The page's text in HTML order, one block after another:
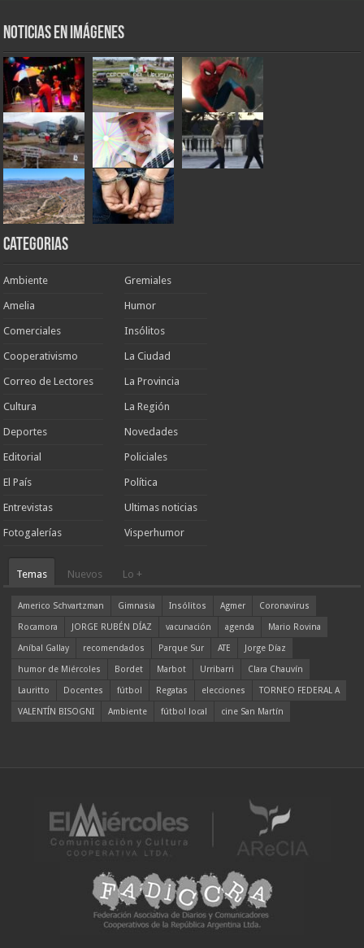
Noticias en Imágenes
Categorias
Ambiente
Amelia
Comerciales
Cooperativismo
Correo de Lectores
Cultura
Deportes
Editorial
El País
Entrevistas
Fotogalerías
Gremiales
Humor
Insólitos
La Ciudad
La Provincia
La Región
Novedades
Policiales
Política
Ultimas noticias
Visperhumor
Temas Nuevos Lo +
Americo Schvartzman Gimnasia Insólitos Agmer
Coronavirus
Rocamora
JORGE RUBÉN DÍAZ vacunación agenda
Mario Rovina
Aníbal Gallay
recomendados Parque Sur ATE
Jorge Díaz
humor de Miércoles
Bordet Marbot Urribarri
Clara Chauvín
Lauritto
Docentes fútbol Regatas elecciones
TORNEO FEDERAL A
VALENTÍN BISOGNI
Ambiente fútbol local cine San Martín